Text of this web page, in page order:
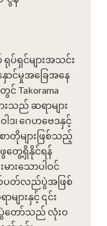
ပ်ရှင်များအသင်း
ာင်မှုအခြေအနေ
Takorama
းသည် ဆရာများ
၊ ဂေဟဗေဒနှင့်
ာတိုများဖြစ်သည့်
ေတွေ့ရှိနိုင်ရန်
ားသောပါဝင်
ပတ်လည်ပွဲအဖြစ်
ျားနှင့် ၎င်း
ပွဲတော်သည် လုံးဝ